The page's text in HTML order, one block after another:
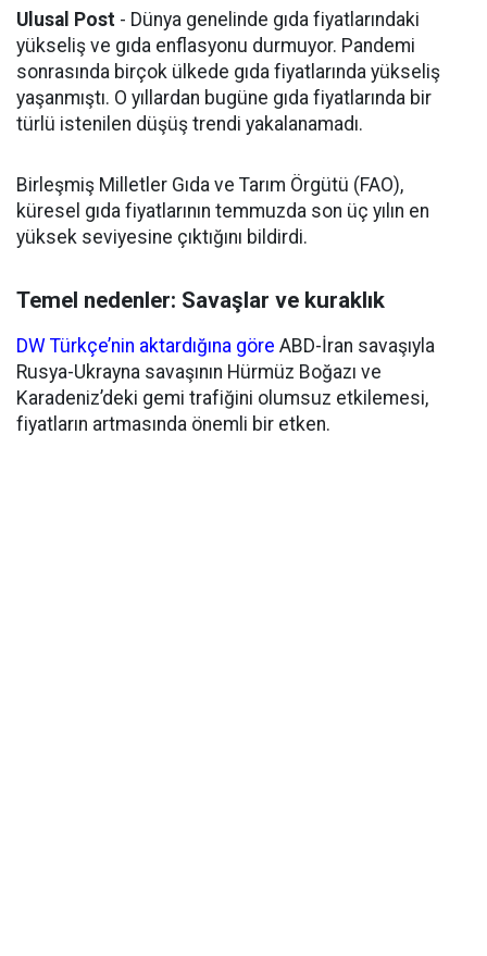
Ulusal Post - Dünya genelinde gıda fiyatlarındaki
yükseliş ve gıda enflasyonu durmuyor. Pandemi
sonrasında birçok ülkede gıda fiyatlarında yükseliş
yaşanmıştı. O yıllardan bugüne gıda fiyatlarında bir
türlü istenilen düşüş trendi yakalanamadı.
Birleşmiş Milletler Gıda ve Tarım Örgütü (FAO),
küresel gıda fiyatlarının temmuzda son üç yılın en
yüksek seviyesine çıktığını bildirdi.
Temel nedenler: Savaşlar ve kuraklık
DW Türkçe’nin aktardığına göre ABD-İran savaşıyla
Rusya-Ukrayna savaşının Hürmüz Boğazı ve
Karadeniz’deki gemi trafiğini olumsuz etkilemesi,
fiyatların artmasında önemli bir etken.